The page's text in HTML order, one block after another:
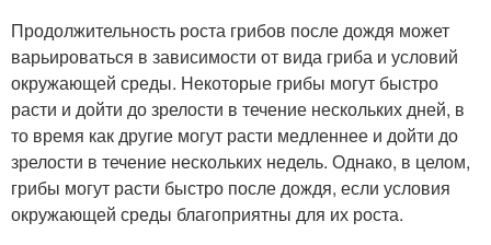
Продолжительность роста грибов после дождя может
варьироваться в зависимости от вида гриба и условий
окружающей среды. Некоторые грибы могут быстро
расти и дойти до зрелости в течение нескольких дней, в
то время как другие могут расти медленнее и дойти до
зрелости в течение нескольких недель. Однако, в целом,
грибы могут расти быстро после дождя, если условия
окружающей среды благоприятны для их роста.